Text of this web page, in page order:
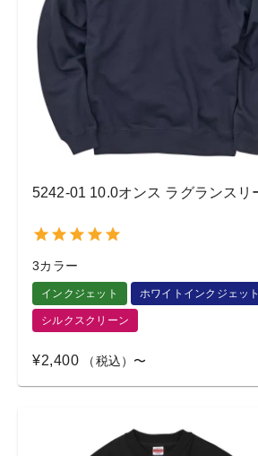
3カラー
インクジェット ホワイトインクジェット
シルクスクリーン
¥2,400 （税込）〜